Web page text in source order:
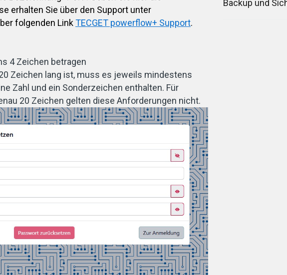
erhalten Sie über den Support unter
folgenden LinkTECGET powerflow+ Support.
4 Zeichen betragen
Zeichen lang ist, muss es jeweils mindestens
Zahl und ein Sonderzeichen enthalten. Für
20 Zeichen gelten diese Anforderungen nicht.
Backup und